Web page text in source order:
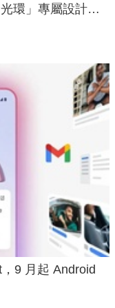
環」專屬設計、
9 月起 Android